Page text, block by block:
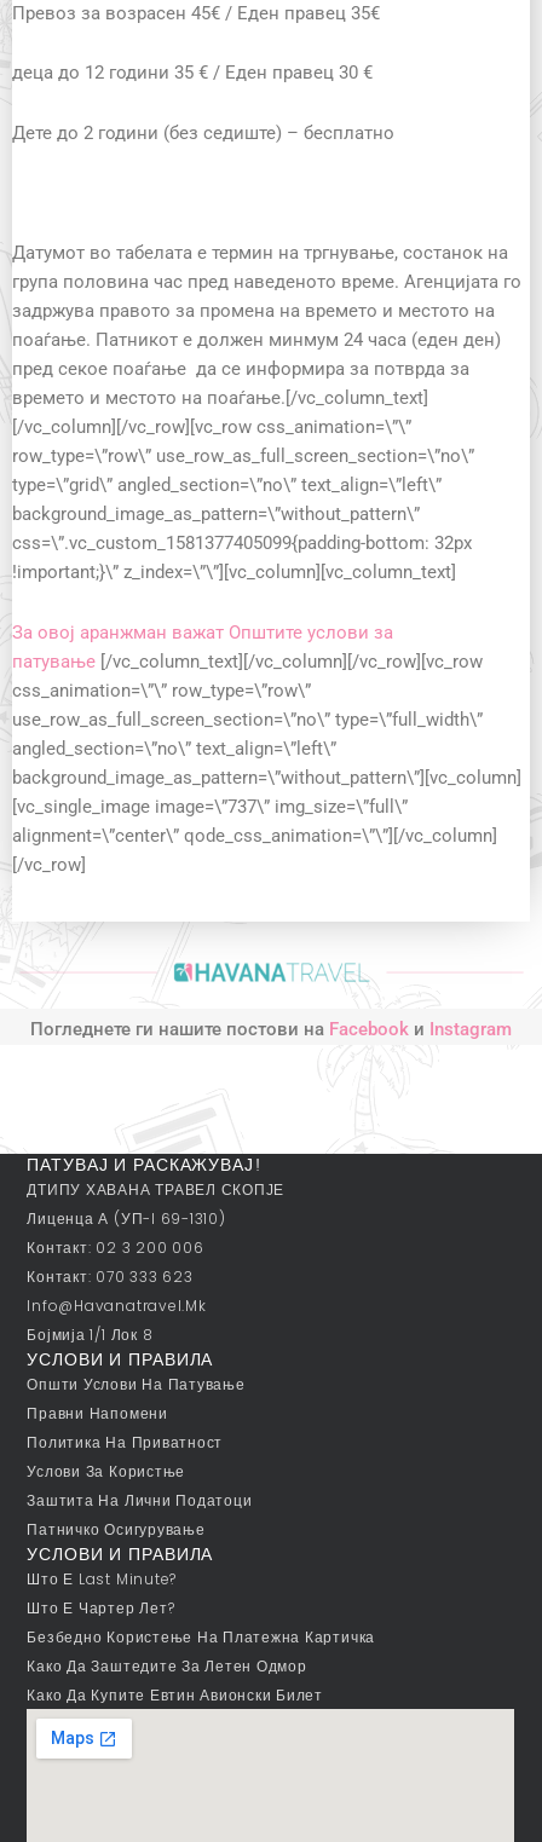
Превоз за возрасен 45€ / Еден правец 35€
деца до 12 години 35 € / Еден правец 30 €
Дете до 2 години (без седиште) – бесплатно
Датумот во табелата е термин на тргнување, состанок на
група половина час пред наведеното време. Агенцијата го
задржува правото за промена на времето и местото на
поаѓање. Патникот е должен минмум 24 часа (еден ден)
пред секое поаѓање да се информира за потврда за
времето и местото на поаѓање.[/vc_column_text]
[/vc_column][/vc_row][vc_row css_animation=\”\”
row_type=\”row\” use_row_as_full_screen_section=\”no\”
type=\”grid\” angled_section=\”no\” text_align=\”left\”
background_image_as_pattern=\”without_pattern\”
css=\”.vc_custom_1581377405099{padding-bottom: 32px
!important;}\” z_index=\”\”][vc_column][vc_column_text]
За овој аранжман важат Општите услови за
патување [/vc_column_text][/vc_column][/vc_row][vc_row
css_animation=\”\” row_type=\”row\”
use_row_as_full_screen_section=\”no\” type=\”full_width\”
angled_section=\”no\” text_align=\”left\”
background_image_as_pattern=\”without_pattern\”][vc_column]
[vc_single_image image=\”737\” img_size=\”full\”
alignment=\”center\” qode_css_animation=\”\”][/vc_column]
[/vc_row]
Погледнете ги нашите постови на Facebook и Instagram
ПАТУВАЈ И РАСКАЖУВАЈ!
ДТИПУ ХАВАНА ТРАВЕЛ СКОПЈЕ
Лиценца А (УП-I 69-1310)
Контакт: 02 3 200 006
Контакт: 070 333 623
Info@havanatravel.mk
Бојмија 1/1 Лок 8
УСЛОВИ И ПРАВИЛА
Општи Услови На Патување
Правни Напомени
Политика На Приватност
Услови За Користње
Заштита На Лични Податоци
Патничко Осигурување
УСЛОВИ И ПРАВИЛА
Што Е Last Minute?
Што Е Чартер Лет?
Безбедно Користење На Платежна Картичка
Како Да Заштедите За Летен Одмор
Како Да Купите Евтин Авионски Билет